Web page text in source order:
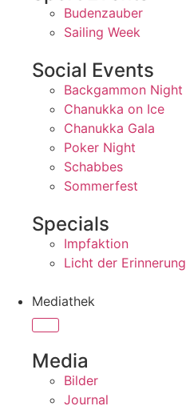
Budenzauber
Sailing Week
Social Events
Backgammon Night
Chanukka on Ice
Chanukka Gala
Poker Night
Schabbes
Sommerfest
Specials
Impfaktion
Licht der Erinnerung
Mediathek
Media
Bilder
Journal